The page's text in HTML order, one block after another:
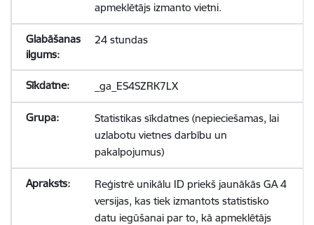
apmeklētājs izmanto vietni.
24 stundas
_ga_ES4SZRK7LX
Statistikas sīkdatnes (nepieciešamas, lai
uzlabotu vietnes darbību un
pakalpojumus)
Reģistrē unikālu ID priekš jaunākās GA 4
versijas, kas tiek izmantots statistisko
datu iegūšanai par to, kā apmeklētājs